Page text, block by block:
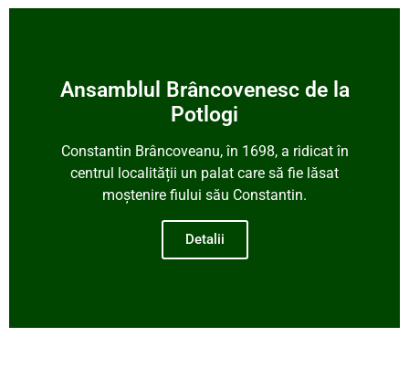
Ansamblul Brâncovenesc de la
Potlogi
Constantin Brâncoveanu, în 1698, a ridicat în
centrul localității un palat care să fie lăsat
moștenire fiului său Constantin.
Detalii